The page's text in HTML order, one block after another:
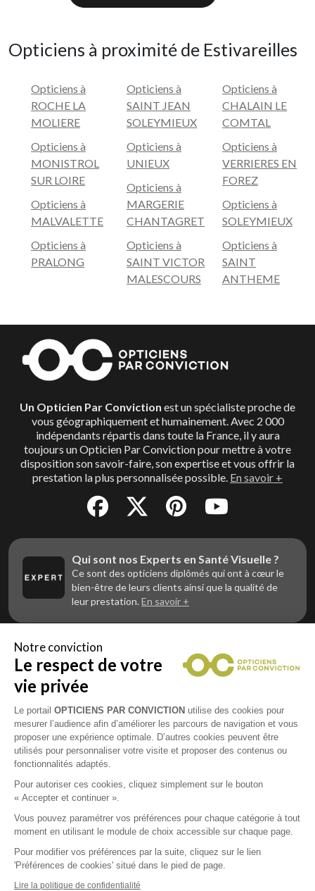
Opticiens à proximité de Estivareilles
Opticiens à
ROCHE LA
MOLIERE
Opticiens à
MONISTROL
SUR LOIRE
Opticiens à
MALVALETTE
Opticiens à
PRALONG
Opticiens à
SAINT JEAN
SOLEYMIEUX
Opticiens à
UNIEUX
Opticiens à
MARGERIE
CHANTAGRET
Opticiens à
SAINT VICTOR
MALESCOURS
Opticiens à
CHALAIN LE
COMTAL
Opticiens à
VERRIERES EN
FOREZ
Opticiens à
SOLEYMIEUX
Opticiens à
SAINT
ANTHEME
Un Opticien Par Conviction est un spécialiste proche de
vous géographiquement et humainement. Avec 2 000
indépendants répartis dans toute la France, il y aura
toujours un Opticien Par Conviction pour mettre à votre
disposition son savoir-faire, son expertise et vous offrir la
prestation la plus personnalisée possible. En savoir +
Qui sont nos Experts en Santé Visuelle ?
Ce sont des opticiens diplômés qui ont à cœur le
bien-être de leurs clients ainsi que la qualité de
leur prestation.En savoir +
Vous êtes un professionnel de la vue et
vous souhaitez nous rejoindre ?
Contactez Alliance Optic, la centrale d’achats et
d’accompagnement des opticiens indépendants
Contacts
Notre conviction
Le respect de votre
vie privée
Le portail OPTICIENS PAR CONVICTION utilise des cookies pour
mesurer l’audience afin d’améliorer les parcours de navigation et vous
proposer une expérience optimale. D’autres cookies peuvent être
utilisés pour personnaliser votre visite et proposer des contenus ou
fonctionnalités adaptés.
Pour autoriser ces cookies, cliquez simplement sur le bouton
« Accepter et continuer ».
Vous pouvez paramétrer vos préférences pour chaque catégorie à tout
moment en utilisant le module de choix accessible sur chaque page.
Pour modifier vos préférences par la suite, cliquez sur le lien
'Préférences de cookies' situé dans le pied de page.
Lire la politique de confidentialité